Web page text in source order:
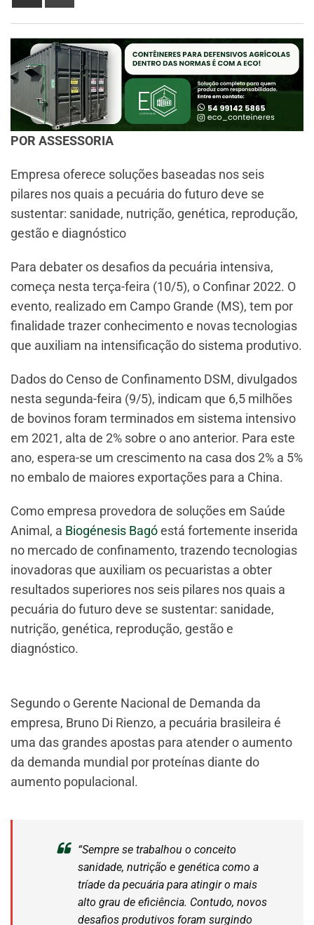
POR ASSESSORIA
Empresa oferece soluções baseadas nos seis
pilares nos quais a pecuária do futuro deve se
sustentar: sanidade, nutrição, genética, reprodução,
gestão e diagnóstico
Para debater os desafios da pecuária intensiva,
começa nesta terça-feira (10/5), o Confinar 2022. O
evento, realizado em Campo Grande (MS), tem por
finalidade trazer conhecimento e novas tecnologias
que auxiliam na intensificação do sistema produtivo.
Dados do Censo de Confinamento DSM, divulgados
nesta segunda-feira (9/5), indicam que 6,5 milhões
de bovinos foram terminados em sistema intensivo
em 2021, alta de 2% sobre o ano anterior. Para este
ano, espera-se um crescimento na casa dos 2% a 5%
no embalo de maiores exportações para a China.
Como empresa provedora de soluções em Saúde
Animal, a Biogénesis Bagóestá fortemente inserida
no mercado de confinamento, trazendo tecnologias
inovadoras que auxiliam os pecuaristas a obter
resultados superiores nos seis pilares nos quais a
pecuária do futuro deve se sustentar: sanidade,
nutrição, genética, reprodução, gestão e
diagnóstico.
Segundo o Gerente Nacional de Demanda da
empresa, Bruno Di Rienzo, a pecuária brasileira é
uma das grandes apostas para atender o aumento
da demanda mundial por proteínas diante do
aumento populacional.
“Sempre se trabalhou o conceito
sanidade, nutrição e genética como a
tríade da pecuária para atingir o mais
alto grau de eficiência. Contudo, novos
desafios produtivos foram surgindo